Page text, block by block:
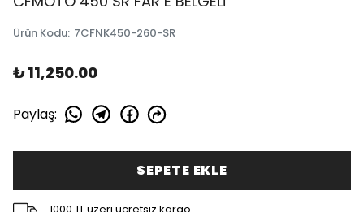
Ürün Kodu: 7CFNK450-260-SR
₺ 11,250.00
Paylaş:
SEPETE EKLE
1000 TL üzeri ücretsiz kargo